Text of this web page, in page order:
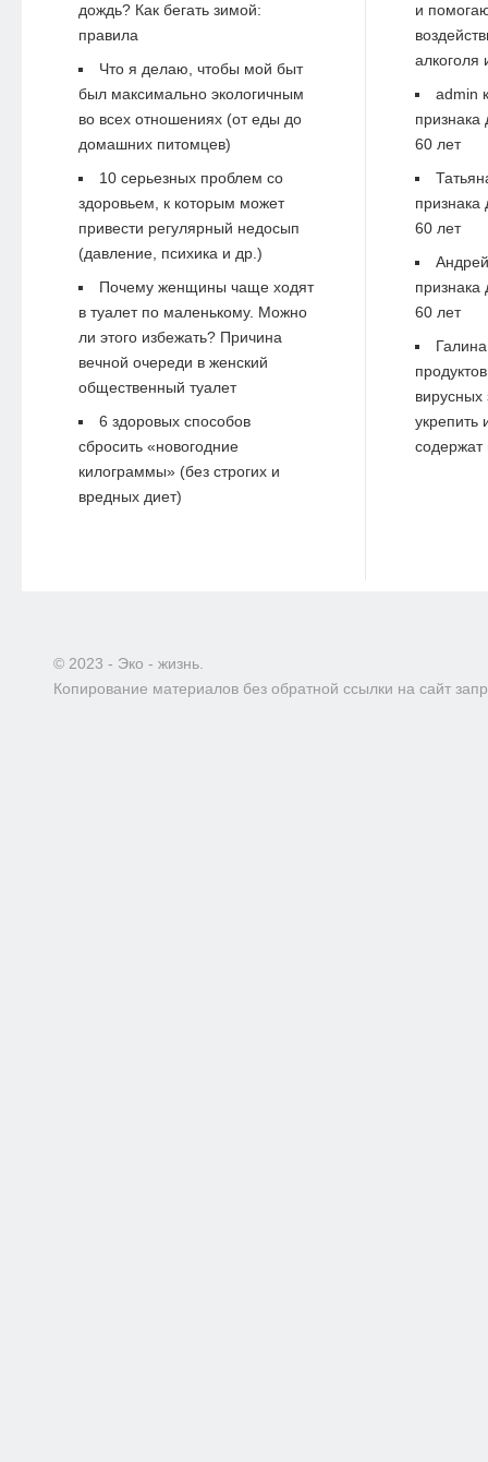
дождь? Как бегать зимой:
правила
Что я делаю, чтобы мой быт
был максимально экологичным
во всех отношениях (от еды до
домашних питомцев)
10 серьезных проблем со
здоровьем, к которым может
привести регулярный недосып
(давление, психика и др.)
Почему женщины чаще ходят
в туалет по маленькому. Можно
ли этого избежать? Причина
вечной очереди в женский
общественный туалет
6 здоровых способов
сбросить «новогодние
килограммы» (без строгих и
вредных диет)
и
алкоголя
admin
60 лет
60 лет
Андрей
60 лет
Галина
вирусных
укрепить
содержат
© 2023 - Эко - жизнь.
Копирование материалов без обратной ссылки на сайт